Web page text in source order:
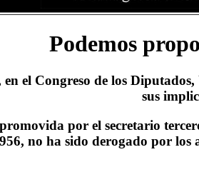
Podemos
en el Congreso de los
sus
por el secretario
no ha sido derogado por los